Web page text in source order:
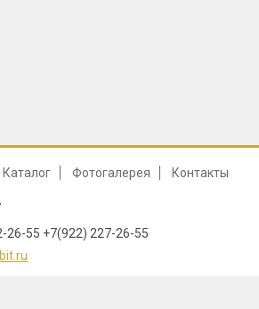
Каталог Фотогалерея Контакты
26-55 +7(922) 227-26-55